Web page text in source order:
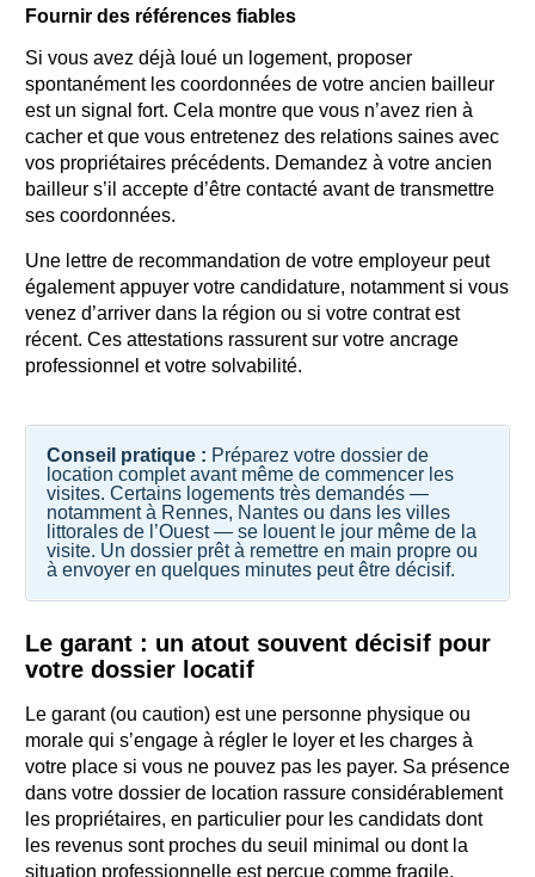
Fournir des références fiables
Si vous avez déjà loué un logement, proposer
spontanément les coordonnées de votre ancien bailleur
est un signal fort. Cela montre que vous n’avez rien à
cacher et que vous entretenez des relations saines avec
vos propriétaires précédents. Demandez à votre ancien
bailleur s’il accepte d’être contacté avant de transmettre
ses coordonnées.
Une lettre de recommandation de votre employeur peut
également appuyer votre candidature, notamment si vous
venez d’arriver dans la région ou si votre contrat est
récent. Ces attestations rassurent sur votre ancrage
professionnel et votre solvabilité.
Conseil pratique : Préparez votre dossier de
location complet avant même de commencer les
visites. Certains logements très demandés —
notamment à Rennes, Nantes ou dans les villes
littorales de l’Ouest — se louent le jour même de la
visite. Un dossier prêt à remettre en main propre ou
à envoyer en quelques minutes peut être décisif.
Le garant : un atout souvent décisif pour
votre dossier locatif
Le garant (ou caution) est une personne physique ou
morale qui s’engage à régler le loyer et les charges à
votre place si vous ne pouvez pas les payer. Sa présence
dans votre dossier de location rassure considérablement
les propriétaires, en particulier pour les candidats dont
les revenus sont proches du seuil minimal ou dont la
situation professionnelle est perçue comme fragile.